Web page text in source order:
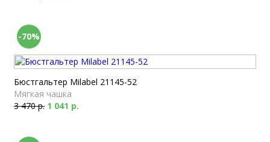
-70%
Бюстгальтер Milabel 21145-52
Мягкая чашка
3 470 р. 1 041 р.